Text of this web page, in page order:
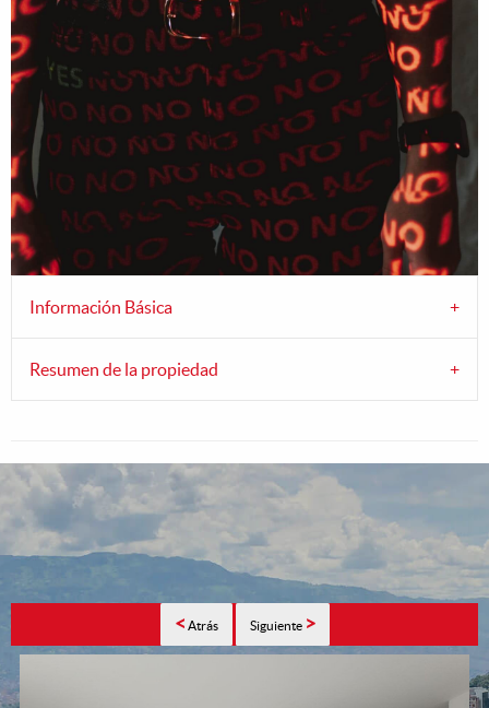
Información Básica
Resumen de la propiedad
< Atrás Siguiente >